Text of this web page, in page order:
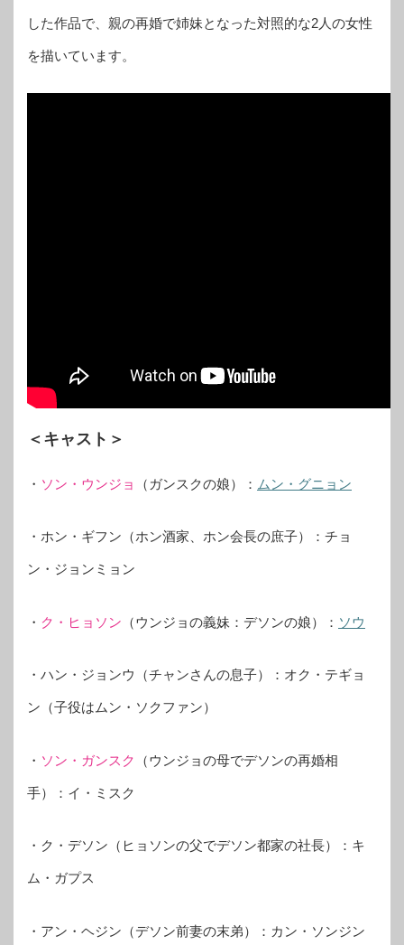
した作品で、親の再婚で姉妹となった対照的な2人の女性
を描いています。
＜キャスト＞
・ ソン・ウンジョ （ガンスクの娘）： ムン・グニョン
・ホン・ギフン（ホン酒家、ホン会長の庶子）：チョ
ン・ジョンミョン
・ ク・ヒョソン （ウンジョの義妹：デソンの娘）： ソウ
・ハン・ジョンウ（チャンさんの息子）：オク・テギョ
ン（子役はムン・ソクファン）
・ ソン・ガンスク （ウンジョの母でデソンの再婚相
手）：イ・ミスク
・ク・デソン（ヒョソンの父でデソン都家の社長）：キ
ム・ガプス
・アン・ヘジン（デソン前妻の末弟）：カン・ソンジン